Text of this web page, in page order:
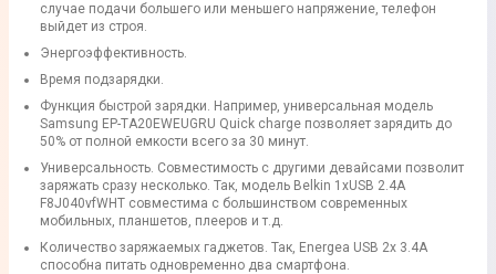
случае подачи большего или меньшего напряжение, телефон
выйдет из строя.
Энергоэффективность.
Время подзарядки.
Функция быстрой зарядки. Например, универсальная модель
Samsung EP-TA20EWEUGRU Quick charge позволяет зарядить до
50% от полной емкости всего за 30 минут.
Универсальность. Совместимость с другими девайсами позволит
заряжать сразу несколько. Так, модель Belkin 1xUSB 2.4A
F8J040vfWHT совместима с большинством современных
мобильных, планшетов, плееров и т.д.
Количество заряжаемых гаджетов. Так, Energea USB 2x 3.4A
способна питать одновременно два смартфона.